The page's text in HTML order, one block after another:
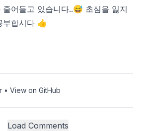
줄어들고 있습니다..😅 초심을 잃지
부합시다 👍
• View on GitHub
Load Comments